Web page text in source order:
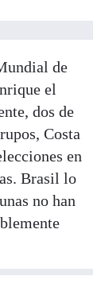
de
el
dos de
Costa
en
Brasil lo
no han